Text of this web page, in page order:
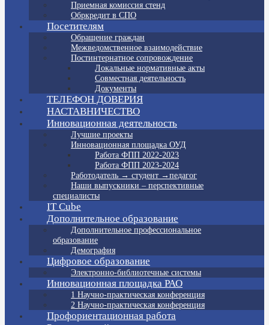
Приемная комиссия стенд
Обркредит в СПО
Посетителям
Обращение граждан
Межведомственное взаимодействие
Постинтернатное сопровождение
Локальные нормативные акты
Совместная деятельность
Документы
ТЕЛЕФОН ДОВЕРИЯ
НАСТАВНИЧЕСТВО
Инновационная деятельность
Лучшие проекты
Инновационная площадка ОУД
Работа ФПП 2022-2023
Работа ФПП 2023-2024
Работодатель → студент →педагог
Наши выпускники – перспективные
специалисты
IT Cube
Дополнительное образование
Дополнительное профессиональное
образование
Демография
Цифровое образование
Электронно-библиотечные системы
Инновационная площадка РАО
1 Научно-практическая конференция
2 Научно-практическая конференция
Профориентационная работа